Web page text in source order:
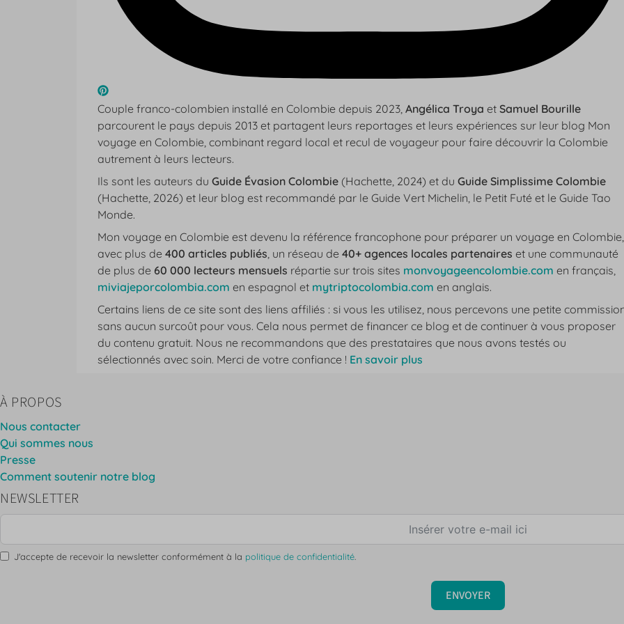
Couple franco-colombien installé en Colombie depuis 2023, Angélica Troya et Samuel Bourille
parcourent le pays depuis 2013 et partagent leurs reportages et leurs expériences sur leur blog Mon
voyage en Colombie , combinant regard local et recul de voyageur pour faire découvrir la Colombie
autrement à leurs lecteurs.
Ils sont les auteurs du Guide Évasion Colombie(Hachette, 2024) et du Guide Simplissime Colombie
(Hachette, 2026) et leur blog est recommandé par le Guide Vert Michelin, le Petit Futé et le Guide Tao
Monde.
Mon voyage en Colombie est devenu la référence francophone pour préparer un voyage en Colombie,
avec plus de 400 articles publiés , un réseau de 40+ agences locales partenaires et une communauté
de plus de 60 000 lecteurs mensuels répartie sur trois sites monvoyageencolombie.com en français,
miviajeporcolombia.com en espagnol et mytriptocolombia.com en anglais.
Certains liens de ce site sont des liens affiliés : si vous les utilisez, nous percevons une petite
sans aucun surcoût pour vous. Cela nous permet de financer ce blog et de continuer à vous proposer
du contenu gratuit. Nous ne recommandons que des prestataires que nous avons testés ou
sélectionnés avec soin. Merci de votre confiance ! En savoir plus
À PROPOS
Nous contacter
Qui sommes nous
Presse
Comment soutenir notre blog
NEWSLETTER
J'accepte de recevoir la newsletter conformément à la politique de confidentialité
ENVOYER